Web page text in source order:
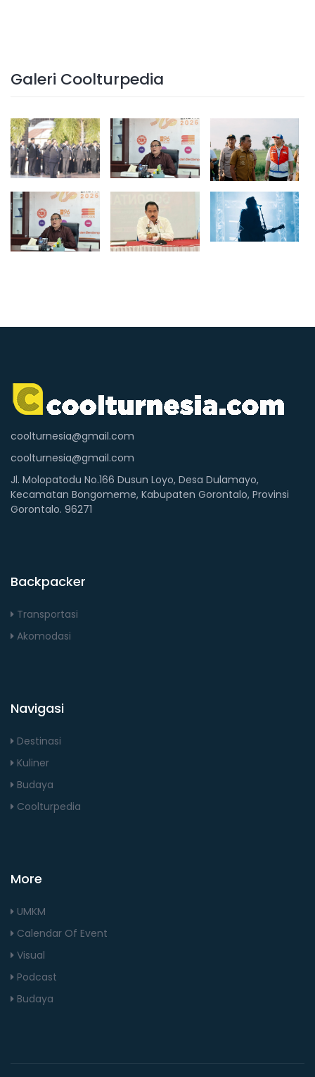
Galeri Coolturpedia
coolturnesia@gmail.com
coolturnesia@gmail.com
Jl. Molopatodu No.166 Dusun Loyo, Desa Dulamayo,
Kecamatan Bongomeme, Kabupaten Gorontalo, Provinsi
Gorontalo. 96271
Backpacker
Transportasi
Akomodasi
Navigasi
Destinasi
Kuliner
Budaya
Coolturpedia
More
UMKM
Calendar Of Event
Visual
Podcast
Budaya